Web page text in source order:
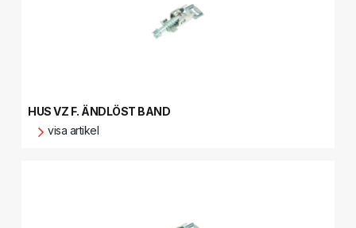
HUS VZ F. ÄNDLÖST BAND
visa artikel